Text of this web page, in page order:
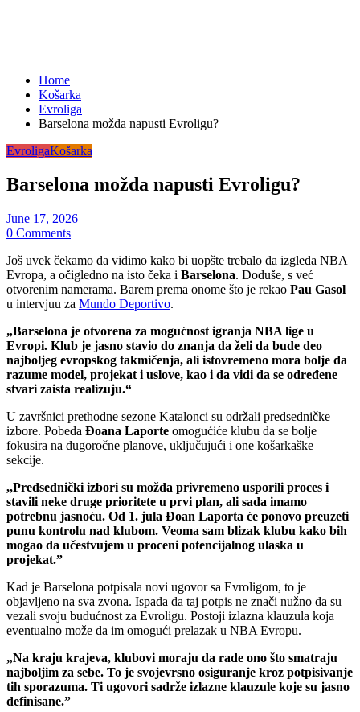
Home
Košarka
Evroliga
Barselona možda napusti Evroligu?
EvroligaKošarka
Barselona možda napusti Evroligu?
June 17, 2026
0 Comments
Još uvek čekamo da vidimo kako bi uopšte trebalo da izgleda NBA
Evropa, a očigledno na isto čeka i Barselona. Doduše, s već
otvorenim namerama. Barem prema onome što je rekao Pau Gasol
u intervjuu za Mundo Deportivo.
„Barselona je otvorena za mogućnost igranja NBA lige u
Evropi. Klub je jasno stavio do znanja da želi da bude deo
najboljeg evropskog takmičenja, ali istovremeno mora bolje da
razume model, projekat i uslove, kao i da vidi da se određene
stvari zaista realizuju.“
U završnici prethodne sezone Katalonci su održali predsedničke
izbore. Pobeda Đoana Laporte omogućiće klubu da se bolje
fokusira na dugoročne planove, uključujući i one košarkaške
sekcije.
,,Predsednički izbori su možda privremeno usporili proces i
stavili neke druge prioritete u prvi plan, ali sada imamo
potrebnu jasnoću. Od 1. jula Đoan Laporta će ponovo preuzeti
punu kontrolu nad klubom. Veoma sam blizak klubu kako bih
mogao da učestvujem u proceni potencijalnog ulaska u
projekat.”
Kad je Barselona potpisala novi ugovor sa Evroligom, to je
objavljeno na sva zvona. Ispada da taj potpis ne znači nužno da su
vezali svoju budućnost za Evroligu. Postoji izlazna klauzula koja
eventualno može da im omogući prelazak u NBA Evropu.
„Na kraju krajeva, klubovi moraju da rade ono što smatraju
najboljim za sebe. To je svojevrsno osiguranje kroz potpisivanje
tih sporazuma. Ti ugovori sadrže izlazne klauzule koje su jasno
definisane.”